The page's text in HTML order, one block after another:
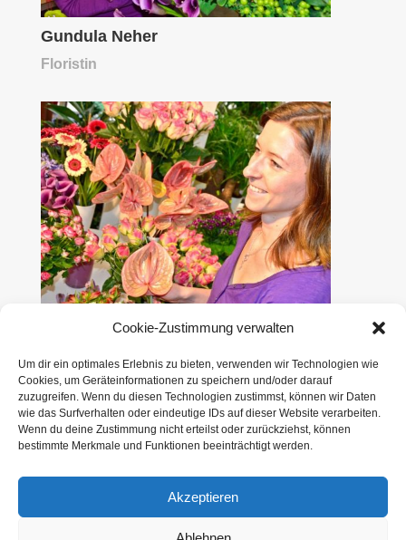
Cookie-Zustimmung verwalten
Um dir ein optimales Erlebnis zu bieten, verwenden wir Technologien wie
Cookies, um Geräteinformationen zu speichern und/oder darauf
zuzugreifen. Wenn du diesen Technologien zustimmst, können wir Daten
wie das Surfverhalten oder eindeutige IDs auf dieser Website verarbeiten.
Wenn du deine Zustimmung nicht erteilst oder zurückziehst, können
bestimmte Merkmale und Funktionen beeinträchtigt werden.
Akzeptieren
Gundula Neher
Floristin
Floristin
Überzeugen Sie sich selbst